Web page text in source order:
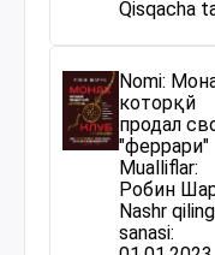
Qisqacha
Nomi:
которқй
продал
"феррари"
Mualliflar:
Робин
Nashr
sanasi: